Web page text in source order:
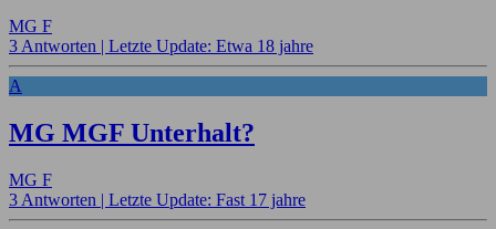
MG F
3 Antworten | Letzte Update: Etwa 18 jahre
A
MG MGF Unterhalt?
MG F
3 Antworten | Letzte Update: Fast 17 jahre